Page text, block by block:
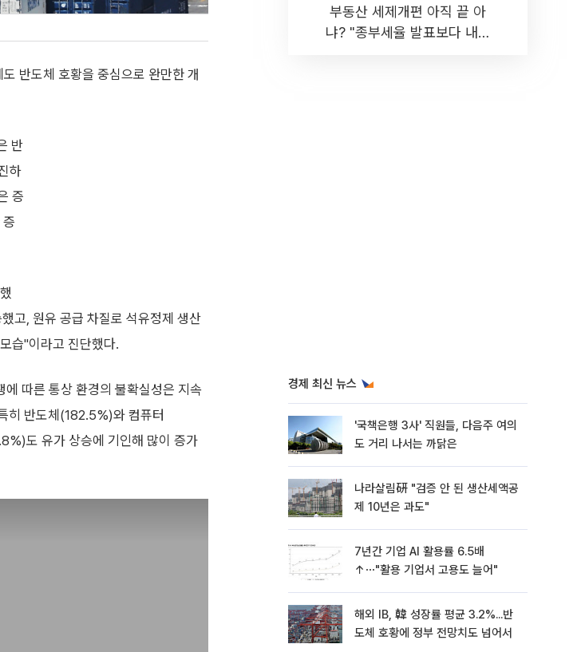
반도체 호황을 중심으로 완만한 개
반
하
증
고, 원유 공급 차질로 석유정제 생산
습"이라고 진단했다.
따른 통상 환경의 불확실성은 지속
히 반도체(182.5%)와 컴퓨터
도 유가 상승에 기인해 많이 증가
부동산 세제개편 아직 끝 아
냐? "종부세율 발표보다 내릴
경제 최신 뉴스
'국책은행 3사' 직원들, 다음주 여의
도 거리 나서는 까닭은
나라살림硏 "검증 안 된 생산세액공
제 10년은 과도"
7년간 기업 AI 활용률 6.5배
↑⋯"활용 기업서 고용도 늘어"
해외 IB, 韓 성장률 평균 3.2%...반
도체 호황에 정부 전망치도 넘어서